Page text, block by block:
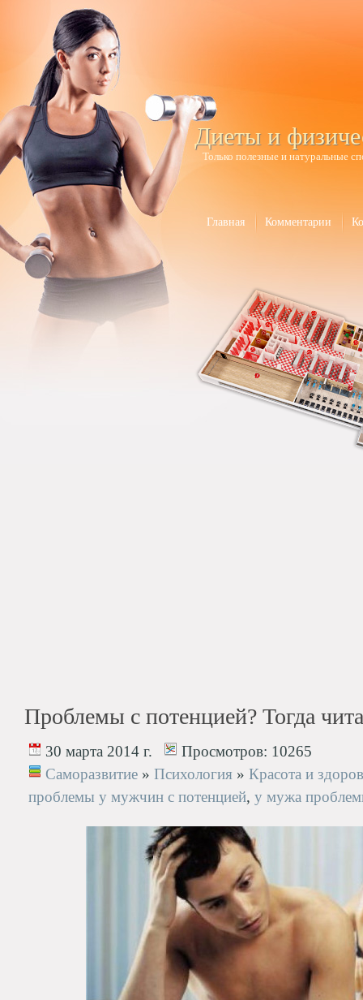
Диеты и
Только полезные и натуральные
Главная Комментарии
Проблемы с потенцией? Тогда
30 марта 2014 г. Просмотров: 10265
Саморазвитие » Психология » Красота и
проблемы у мужчин с потенцией, у мужа